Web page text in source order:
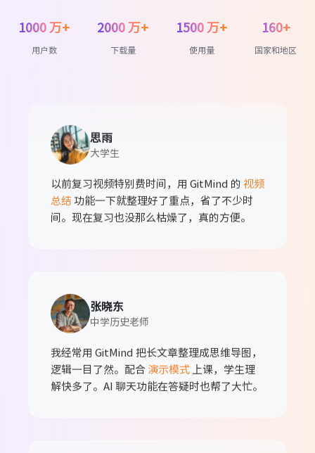
1000 万+
用户数
2000 万+
下载量
1500 万+
使用量
160+
国家和地区
大量时间。流程描述后，图马上出来，很直
大学生
总结功能一下就整理好了重点，省了不少时
间。现在复习也没那么枯燥了，真的方便。
张晓东
中学历史老师
逻辑一目了然。配合 演示模式 上课，学生理
解快多了。AI 聊天功能在答疑时也帮了大忙。